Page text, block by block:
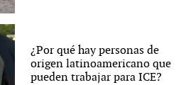
¿Por qué hay personas de
origen latinoamericano que
pueden trabajar para ICE?